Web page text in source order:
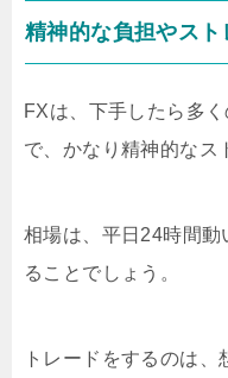
行うことなのです。生
予定があるお金で取引
及ぼします。FX投資で
は、余剰資金で、精神
引を行うことが大切...
精神的な負担やス
FXは、下手したら多
で、かなり精神的なス
相場は、平日24時間
ることでしょう。
トレードをするのは